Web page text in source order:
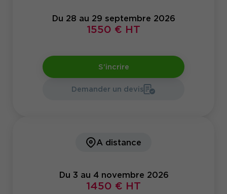
Du 28 au 29 septembre 2026
1550 € HT
S'incrire
Demander un devis
A distance
Du 3 au 4 novembre 2026
1450 € HT